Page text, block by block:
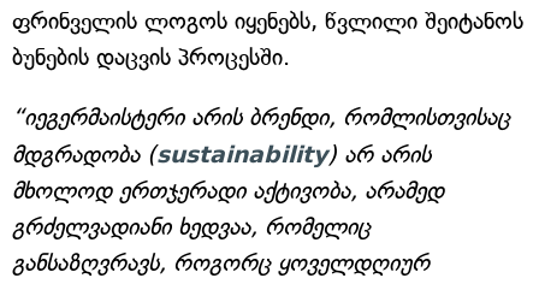
ფრინველის ლოგოს იყენებს, წვლილი შეიტანოს
ბუნების დაცვის პროცესში.
“იეგერმაისტერი არის ბრენდი, რომლისთვისაც
მდგრადობა (sustainability) არ არის
მხოლოდ ერთჯერადი აქტივობა, არამედ
გრძელვადიანი ხედვაა, რომელიც
განსაზღვრავს, როგორც ყოველდღიურ